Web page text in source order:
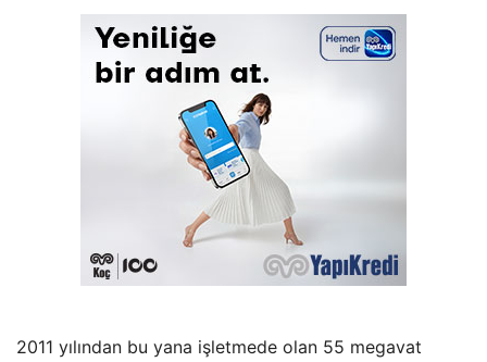
2011 yılından bu yana işletmede olan 55 megavat